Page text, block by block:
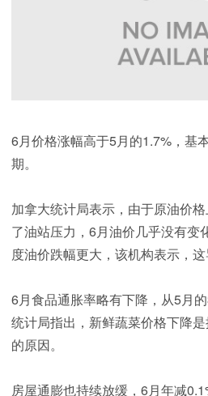
6月价格涨幅高于5月的1.7%，基
期。
加拿大统计局表示，由于原油价
了油站压力，6月油价几乎没有变
度油价跌幅更大，该机构表示，这
6月食品通胀率略有下降，从5月
统计局指出，新鲜蔬菜价格下降
的原因。
房屋通膨也持续放缓，6月年减